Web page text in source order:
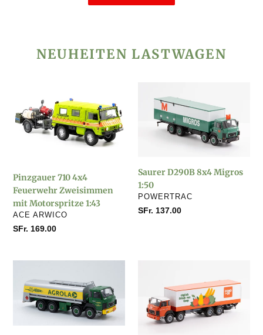
NEUHEITEN LASTWAGEN
4x4
Feuerwehr
Zweisimmen
1:43
Pinzgauer 710 4x4
Feuerwehr Zweisimmen
mit Motorspritze 1:43
VERKÄUFER
ACE ARWICO
Normaler
SFr. 169.00
D290B
Migros
Saurer D290B 8x4 Migros
1:50
VERKÄUFER
POWERTRAC
Normaler
SFr. 137.00
D330B
8x4
Tankfahrzeug
Coop
Bern